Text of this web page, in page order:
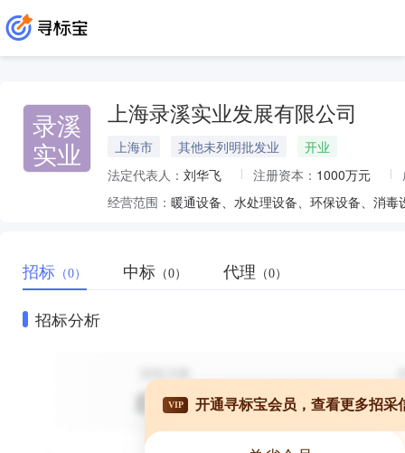
录溪
实业
上海录溪实业发展有限公司
上海市 其他未列明批发业
开业
法定代表人： 刘华飞 注册资本： 1000万元
经营范围：
招标 （0） 中标 （0） 代理 （0）
招标分析
VIP 开通寻标宝会员，查看更多招采